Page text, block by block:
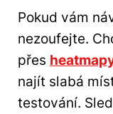
Pokud vám
nezoufejte.
přes
najít slabá
testování.